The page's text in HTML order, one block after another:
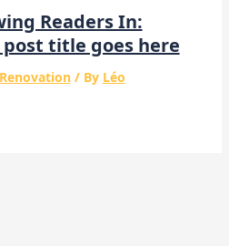
Readers In:
title goes here
Renovation/ By Léo